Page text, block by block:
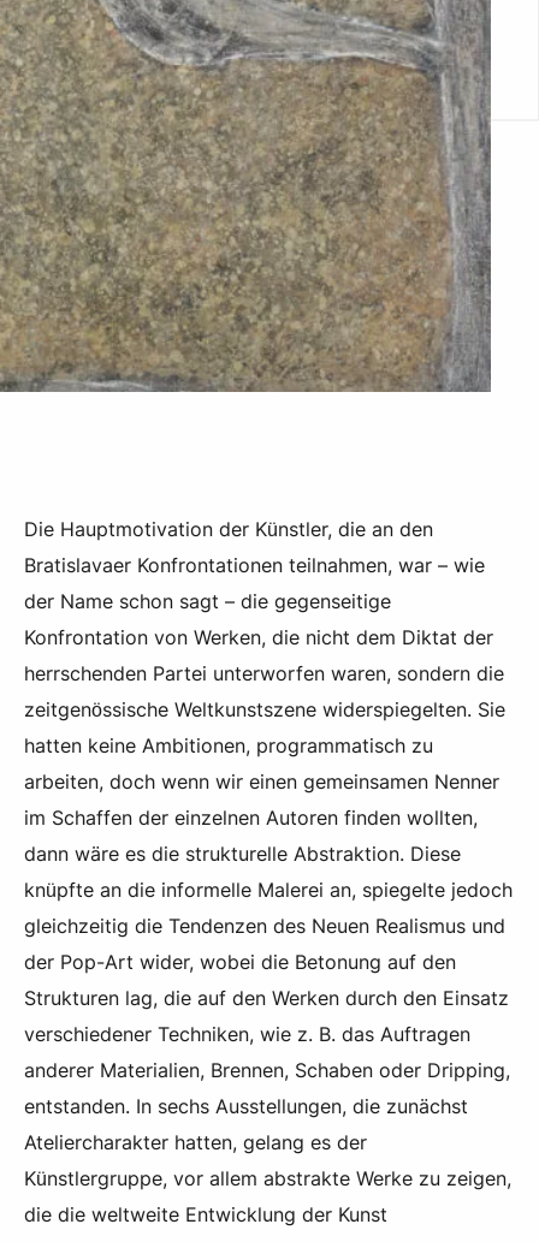
Die Hauptmotivation der Künstler, die an den
Bratislavaer Konfrontationen teilnahmen, war – wie
der Name schon sagt – die gegenseitige
Konfrontation von Werken, die nicht dem Diktat der
herrschenden Partei unterworfen waren, sondern die
zeitgenössische Weltkunstszene widerspiegelten. Sie
hatten keine Ambitionen, programmatisch zu
arbeiten, doch wenn wir einen gemeinsamen Nenner
im Schaffen der einzelnen Autoren finden wollten,
dann wäre es die strukturelle Abstraktion. Diese
knüpfte an die informelle Malerei an, spiegelte jedoch
gleichzeitig die Tendenzen des Neuen Realismus und
der Pop-Art wider, wobei die Betonung auf den
Strukturen lag, die auf den Werken durch den Einsatz
verschiedener Techniken, wie z. B. das Auftragen
anderer Materialien, Brennen, Schaben oder Dripping,
entstanden. In sechs Ausstellungen, die zunächst
Ateliercharakter hatten, gelang es der
Künstlergruppe, vor allem abstrakte Werke zu zeigen,
die die weltweite Entwicklung der Kunst